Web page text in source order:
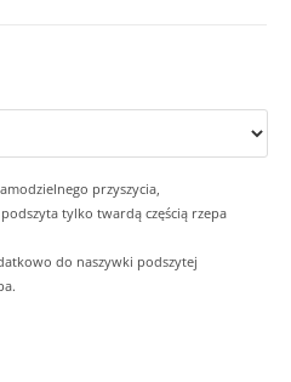
przyszycia,
tylko twardą częścią rzepa
do naszywki podszytej